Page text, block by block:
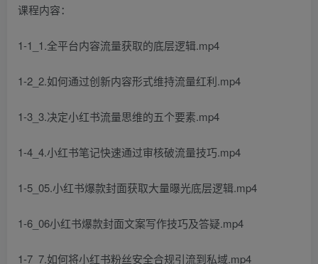
课程内容：
1-1_1.全平台内容流量获取的底层逻辑.mp4
1-2_2.如何通过创新内容形式维持流量红利.mp4
1-3_3.决定小红书流量思维的五个要素.mp4
1-4_4.小红书笔记快速通过审核破流量技巧.mp4
1-5_05.小红书爆款封面获取大量曝光底层逻辑.mp4
1-6_06小红书爆款封面文案写作技巧及答疑.mp4
1-7_7.如何将小红书粉丝安全合规引流到私域.mp4